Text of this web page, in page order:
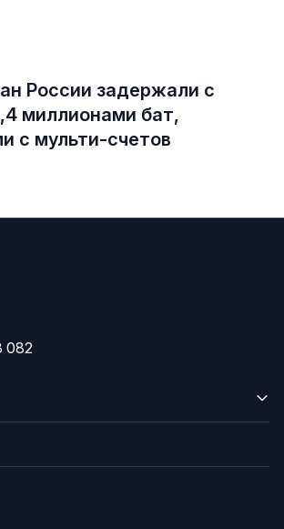
России задержали с
миллионами бат,
с мульти-счетов
082